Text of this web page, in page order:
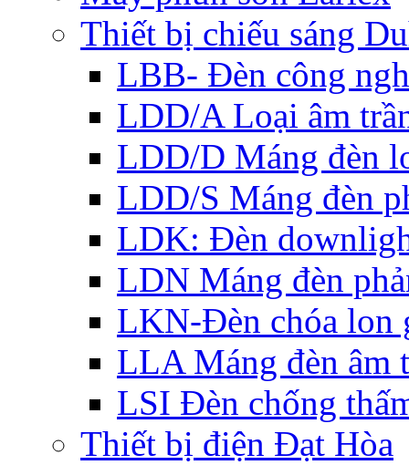
Thiết bị chiếu sáng
LBB- Đèn công
LDD/A Loại âm
LDD/D Máng đèn
LDD/S Máng đèn
LDK: Đèn
LDN Máng đèn
LKN-Đèn chóa lon
LLA Máng đèn âm
LSI Đèn chống
Thiết bị điện Đạt Hòa